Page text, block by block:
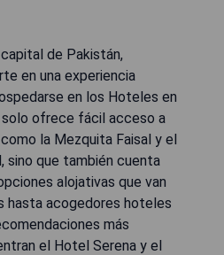
de Pakistán,
en una experiencia
en los Hoteles en
solo ofrece fácil acceso a
la Mezquita Faisal y el
sino que también cuenta
alojativas que van
hasta acogedores hoteles
más
el Hotel Serena y el